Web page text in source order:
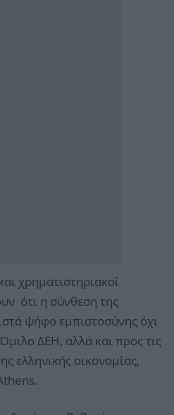
χρηματιστηριακοί
ότι η σύνθεση της
ψήφο εμπιστοσύνης όχι
ΔΕΗ, αλλά και προς τις
ελληνικής οικονομίας,